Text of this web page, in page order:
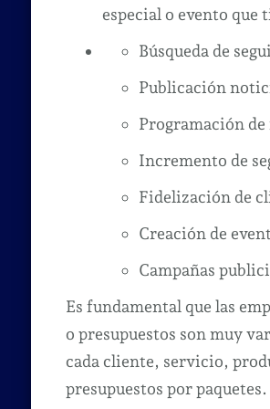
especial o evento que
Búsqueda de
Publicación
Programación de
Incremento de
Fidelización de
Creación de
Campañas
Es fundamental que las
o presupuestos son muy
cada cliente, servicio,
presupuestos por paquetes.